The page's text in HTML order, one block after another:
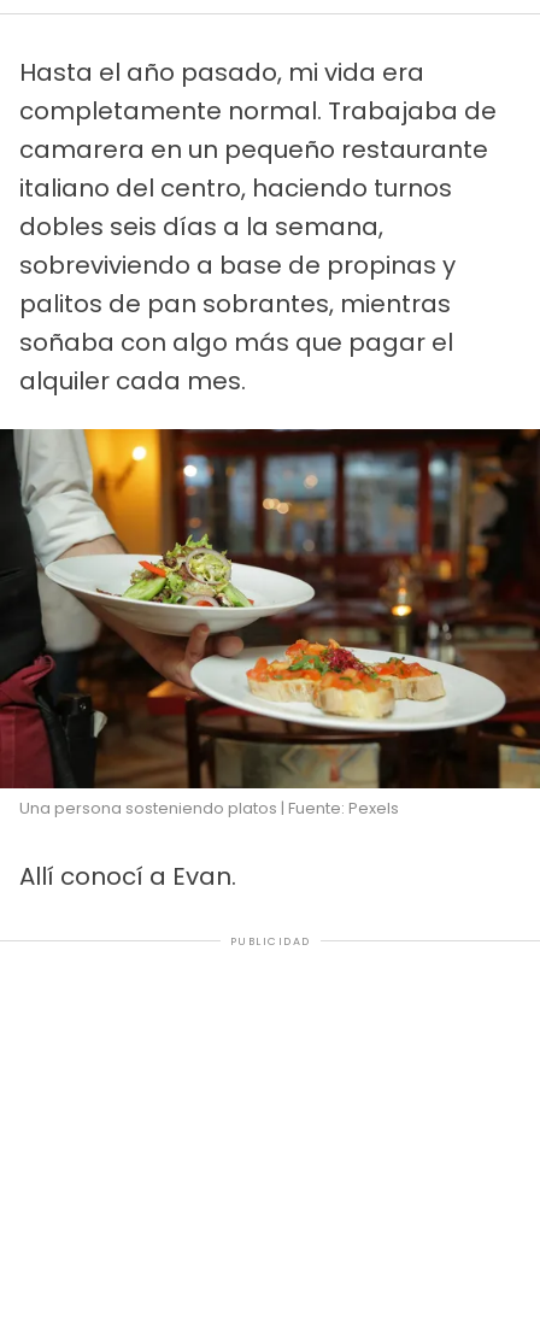
Hasta el año pasado, mi vida era
completamente normal. Trabajaba de
camarera en un pequeño restaurante
italiano del centro, haciendo turnos
dobles seis días a la semana,
sobreviviendo a base de propinas y
palitos de pan sobrantes, mientras
soñaba con algo más que pagar el
alquiler cada mes.
Una persona sosteniendo platos | Fuente: Pexels
Allí conocí a Evan.
PUBLICIDAD